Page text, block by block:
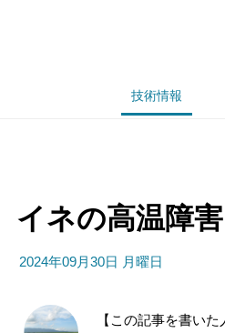
技術情報
イネの高温障
2024年09月30日 月曜日
【この記事を書いた